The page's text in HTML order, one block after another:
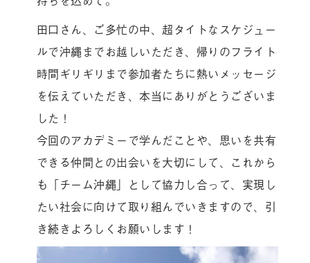
田口さん、ご多忙の中、超タイトなスケジュー
ルで沖縄までお越しいただき、帰りのフライト
時間ギリギリまで参加者たちに熱いメッセージ
を伝えていただき、本当にありがとうございま
した！
今回のアカデミーで学んだことや、思いを共有
できる仲間との出会いを大切にして、これから
も「チーム沖縄」として協力し合って、実現し
たい社会に向けて取り組んでいきますので、引
き続きよろしくお願いします！